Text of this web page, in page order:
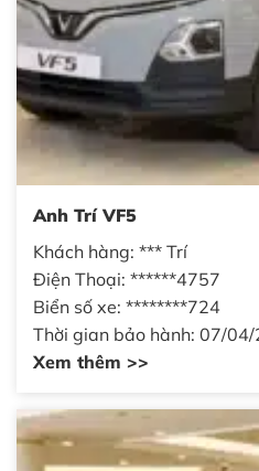
Anh Trí VF5
Khách hàng: *** Trí
Điện Thoại: ******4757
Biển số xe: ********724
Thời gian bảo hành: 07/
Xem thêm >>